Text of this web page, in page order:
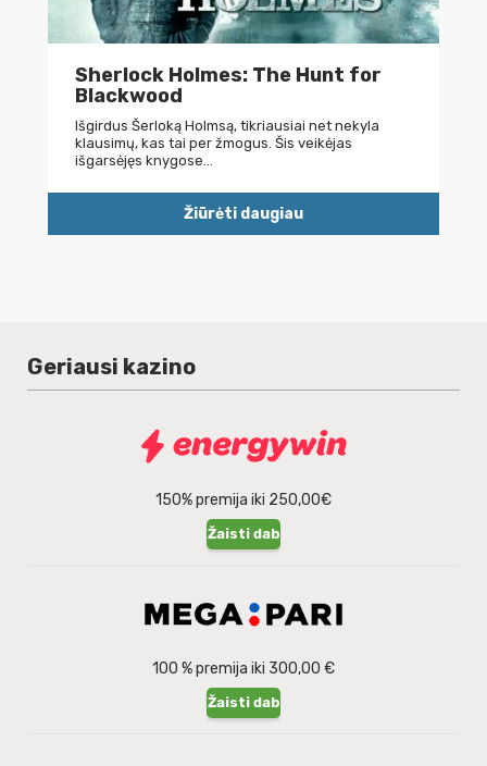
Sherlock Holmes: The Hunt for
Blackwood
Išgirdus Šerloką Holmsą, tikriausiai net nekyla
klausimų, kas tai per žmogus. Šis veikėjas
išgarsėjęs knygose…
Žiūrėti daugiau
Geriausi kazino
150% premija iki 250,00€
Žaisti dabar
100 % premija iki 300,00 €
Žaisti dabar